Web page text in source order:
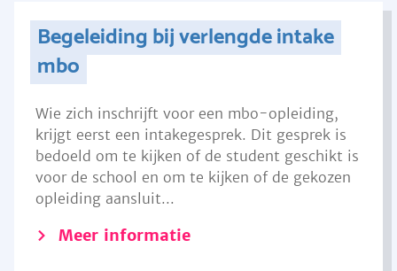
Begeleiding bij verlengde intake
mbo
Wie zich inschrijft voor een mbo-opleiding,
krijgt eerst een intakegesprek. Dit gesprek is
bedoeld om te kijken of de student geschikt is
voor de school en om te kijken of de gekozen
opleiding aansluit...
Meer informatie